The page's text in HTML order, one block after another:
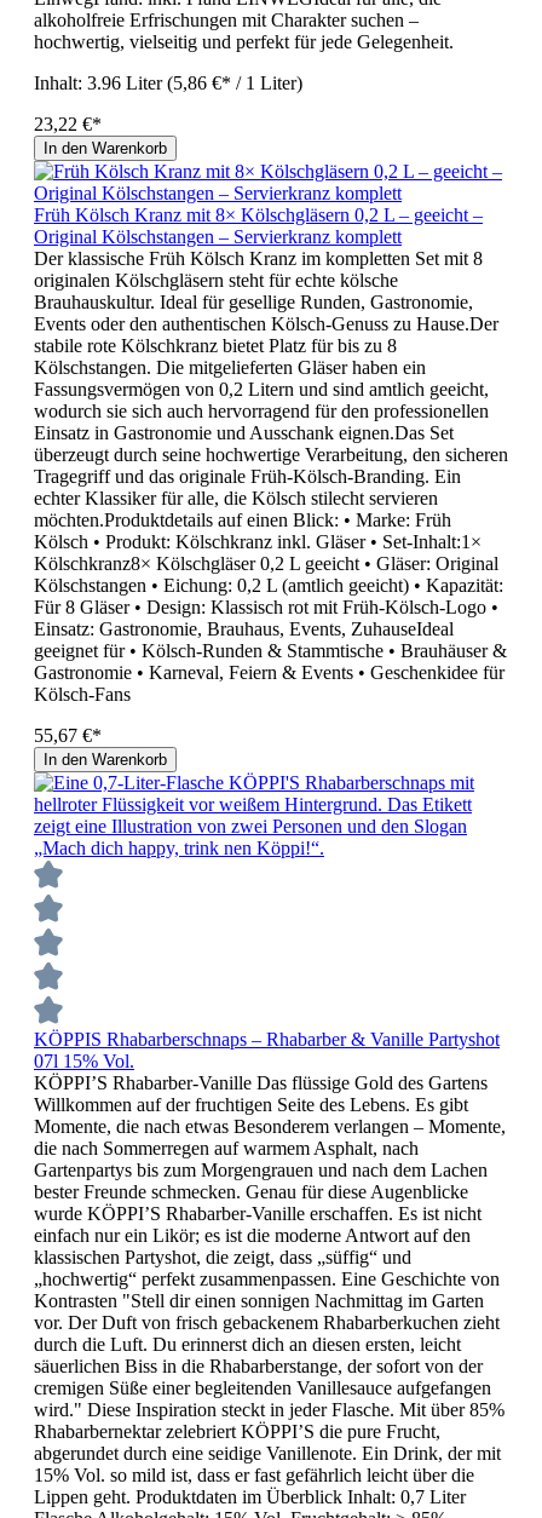
alkoholfreie Erfrischungen mit Charakter suchen –
hochwertig, vielseitig und perfekt für jede Gelegenheit.
Inhalt: 3.96 Liter(5,86 €* / 1 Liter)
23,22 €*
In den Warenkorb
Früh Kölsch Kranz mit 8× Kölschgläsern 0,2 L – geeicht –
Original Kölschstangen – Servierkranz komplett
Der klassische Früh Kölsch Kranz im kompletten Set mit 8
originalen Kölschgläsern steht für echte kölsche
Brauhauskultur. Ideal für gesellige Runden, Gastronomie,
Events oder den authentischen Kölsch-Genuss zu Hause.Der
stabile rote Kölschkranz bietet Platz für bis zu 8
Kölschstangen. Die mitgelieferten Gläser haben ein
Fassungsvermögen von 0,2 Litern und sind amtlich geeicht,
wodurch sie sich auch hervorragend für den professionellen
Einsatz in Gastronomie und Ausschank eignen.Das Set
überzeugt durch seine hochwertige Verarbeitung, den sicheren
Tragegriff und das originale Früh-Kölsch-Branding. Ein
echter Klassiker für alle, die Kölsch stilecht servieren
möchten.Produktdetails auf einen Blick: • Marke: Früh
Kölsch • Produkt: Kölschkranz inkl. Gläser • Set-Inhalt:1×
Kölschkranz8× Kölschgläser 0,2 L geeicht • Gläser: Original
Kölschstangen • Eichung: 0,2 L (amtlich geeicht) • Kapazität:
Für 8 Gläser • Design: Klassisch rot mit Früh-Kölsch-Logo •
Einsatz: Gastronomie, Brauhaus, Events, ZuhauseIdeal
geeignet für • Kölsch-Runden & Stammtische • Brauhäuser &
Gastronomie • Karneval, Feiern & Events • Geschenkidee für
Kölsch-Fans
55,67 €*
In den Warenkorb
KÖPPIS Rhabarberschnaps – Rhabarber & Vanille Partyshot
07l 15% Vol.
KÖPPI’S Rhabarber-Vanille Das flüssige Gold des Gartens
Willkommen auf der fruchtigen Seite des Lebens. Es gibt
Momente, die nach etwas Besonderem verlangen – Momente,
die nach Sommerregen auf warmem Asphalt, nach
Gartenpartys bis zum Morgengrauen und nach dem Lachen
bester Freunde schmecken. Genau für diese Augenblicke
wurde KÖPPI’S Rhabarber-Vanille erschaffen. Es ist nicht
einfach nur ein Likör; es ist die moderne Antwort auf den
klassischen Partyshot, die zeigt, dass „süffig“ und
„hochwertig“ perfekt zusammenpassen. Eine Geschichte von
Kontrasten "Stell dir einen sonnigen Nachmittag im Garten
vor. Der Duft von frisch gebackenem Rhabarberkuchen zieht
durch die Luft. Du erinnerst dich an diesen ersten, leicht
säuerlichen Biss in die Rhabarberstange, der sofort von der
cremigen Süße einer begleitenden Vanillesauce aufgefangen
wird." Diese Inspiration steckt in jeder Flasche. Mit über 85%
Rhabarbernektar zelebriert KÖPPI’S die pure Frucht,
abgerundet durch eine seidige Vanillenote. Ein Drink, der mit
15% Vol. so mild ist, dass er fast gefährlich leicht über die
Lippen geht. Produktdaten im Überblick Inhalt: 0,7 Liter